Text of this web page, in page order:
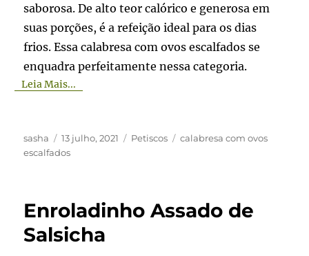
saborosa. De alto teor calórico e generosa em
suas porções, é a refeição ideal para os dias
frios. Essa calabresa com ovos escalfados se
enquadra perfeitamente nessa categoria.
Leia Mais...
Autor
sasha
Publicado
em
13 julho, 2021 Categorias
Petiscos Tags
calabresa com ovos
escalfados
Enroladinho Assado de
Salsicha